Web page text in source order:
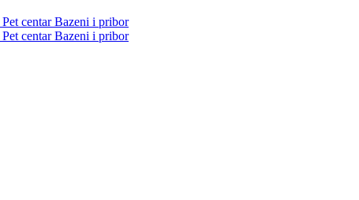
Pet centarBazeni i pribor
Pet centarBazeni i pribor